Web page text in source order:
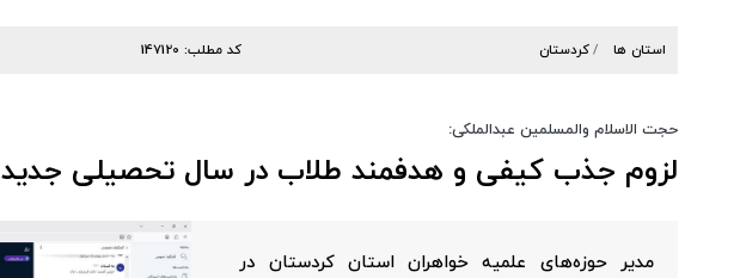
استان ها کردستان کد مطلب: 147120
حجت الاسلام والمسلمین عبدالملکی:
لزوم جذب کیفی و هدفمند طلاب در سال تحصیلی جدید
مدیر حوزه‌های علمیه خواهران استان کردستان در